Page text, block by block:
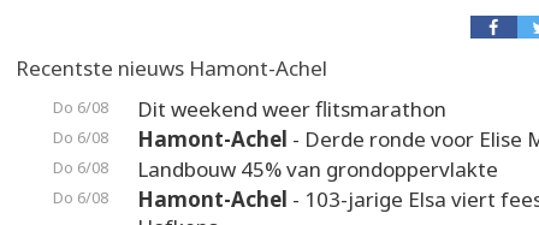
Recentste nieuws Hamont-Achel
Do 6/08 Dit weekend weer flitsmarathon
Do 6/08 Hamont-Achel - Derde ronde voor Elise
Do 6/08 Landbouw 45% van grondoppervlakte
Do 6/08 Hamont-Achel - 103-jarige Elsa viert